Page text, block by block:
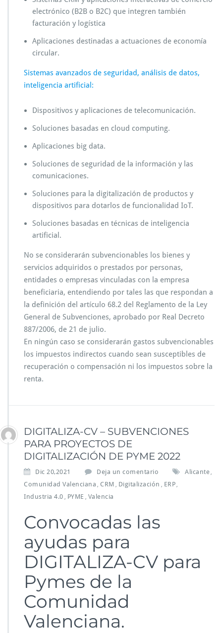
electrónico (B2B o B2C) que integren también
facturación y logística
Aplicaciones destinadas a actuaciones de economía
circular.
Sistemas avanzados de seguridad, análisis de datos,
inteligencia artificial:
Dispositivos y aplicaciones de telecomunicación.
Soluciones basadas en cloud computing.
Aplicaciones big data.
Soluciones de seguridad de la información y las
comunicaciones.
Soluciones para la digitalización de productos y
dispositivos para dotarlos de funcionalidad IoT.
Soluciones basadas en técnicas de inteligencia
artificial.
No se considerarán subvencionables los bienes y
servicios adquiridos o prestados por personas,
entidades o empresas vinculadas con la empresa
beneficiaria, entendiendo por tales las que respondan a
la definición del artículo 68.2 del Reglamento de la Ley
General de Subvenciones, aprobado por Real Decreto
887/2006, de 21 de julio.
En ningún caso se considerarán gastos subvencionables
los impuestos indirectos cuando sean susceptibles de
recuperación o compensación ni los impuestos sobre la
renta.
DIGITALIZA-CV – SUBVENCIONES
PARA PROYECTOS DE
DIGITALIZACIÓN DE PYME 2022
Dic 20,2021 Deja un comentario Alicante
Comunidad Valenciana CRM Digitalización ERP
Industria 4.0 PYME Valencia
Convocadas las
ayudas para
DIGITALIZA-CV para
Pymes de la
Comunidad
Valenciana.